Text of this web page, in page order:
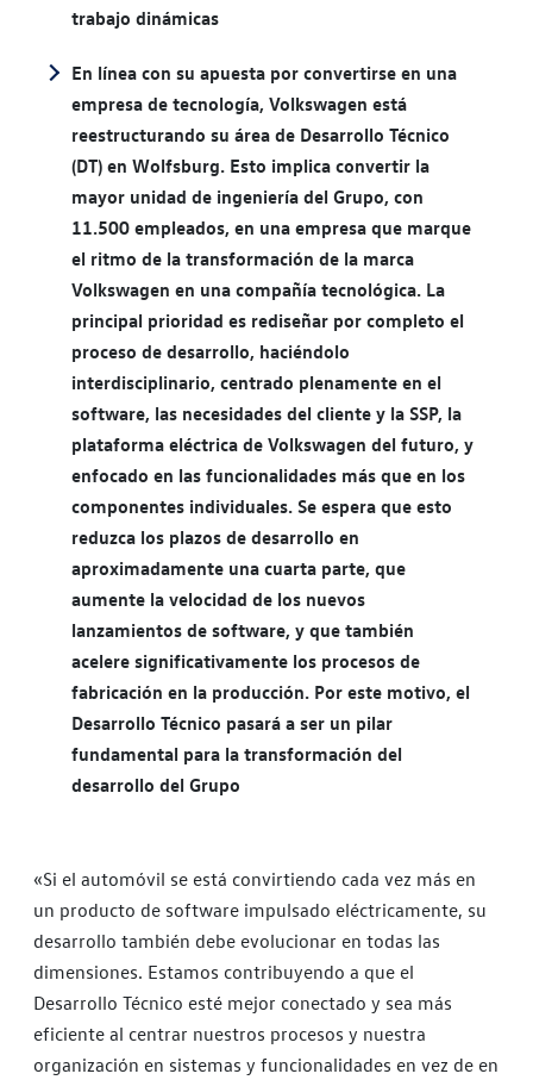
trabajo dinámicas
En línea con su apuesta por convertirse en una
empresa de tecnología, Volkswagen está
reestructurando su área de Desarrollo Técnico
(DT) en Wolfsburg. Esto implica convertir la
mayor unidad de ingeniería del Grupo, con
11.500 empleados, en una empresa que marque
el ritmo de la transformación de la marca
Volkswagen en una compañía tecnológica. La
principal prioridad es rediseñar por completo el
proceso de desarrollo, haciéndolo
interdisciplinario, centrado plenamente en el
software, las necesidades del cliente y la SSP, la
plataforma eléctrica de Volkswagen del futuro, y
enfocado en las funcionalidades más que en los
componentes individuales. Se espera que esto
reduzca los plazos de desarrollo en
aproximadamente una cuarta parte, que
aumente la velocidad de los nuevos
lanzamientos de software, y que también
acelere significativamente los procesos de
fabricación en la producción. Por este motivo, el
Desarrollo Técnico pasará a ser un pilar
fundamental para la transformación del
desarrollo del Grupo
«Si el automóvil se está convirtiendo cada vez más en
un producto de software impulsado eléctricamente, su
desarrollo también debe evolucionar en todas las
dimensiones. Estamos contribuyendo a que el
Desarrollo Técnico esté mejor conectado y sea más
eficiente al centrar nuestros procesos y nuestra
organización en sistemas y funcionalidades en vez de en